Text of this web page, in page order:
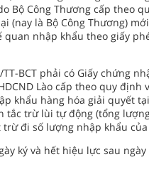
Bộ Công Thương cấp theo
(nay là Bộ Công Thương)
nhập khẩu theo giấy
BCT phải có Giấy chứng
Lào cấp theo quy định
khẩu hàng hóa giải quyết
tắc trừ lùi tự động (tổng
đi số lượng nhập khẩu
ký và hết hiệu lực sau ngày